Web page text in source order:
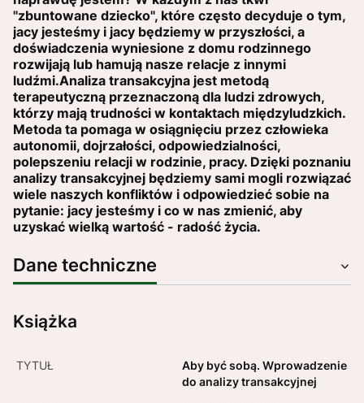
"zbuntowane dziecko", które często decyduje o tym,
jacy jesteśmy i jacy będziemy w przyszłości, a
doświadczenia wyniesione z domu rodzinnego
rozwijają lub hamują nasze relacje z innymi
ludźmi.Analiza transakcyjna jest metodą
terapeutyczną przeznaczoną dla ludzi zdrowych,
którzy mają trudności w kontaktach międzyludzkich.
Metoda ta pomaga w osiągnięciu przez człowieka
autonomii, dojrzałości, odpowiedzialności,
polepszeniu relacji w rodzinie, pracy. Dzięki poznaniu
analizy transakcyjnej będziemy sami mogli rozwiązać
wiele naszych konfliktów i odpowiedzieć sobie na
pytanie: jacy jesteśmy i co w nas zmienić, aby
uzyskać wielką wartość - radość życia.
Dane techniczne
Książka
TYTUŁ
Aby być sobą. Wprowadzenie
do analizy transakcyjnej